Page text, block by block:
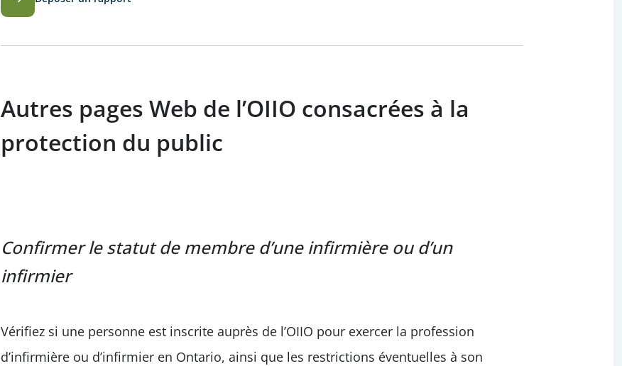
Autres pages Web de l’OIIO consacrées à la
protection du public
Confirmer le statut de membre d’une infirmière ou d’un
infirmier
Vérifiez si une personne est inscrite auprès de l’OIIO pour exercer la profession
d’infirmière ou d’infirmier en Ontario, ainsi que les restrictions éventuelles à son